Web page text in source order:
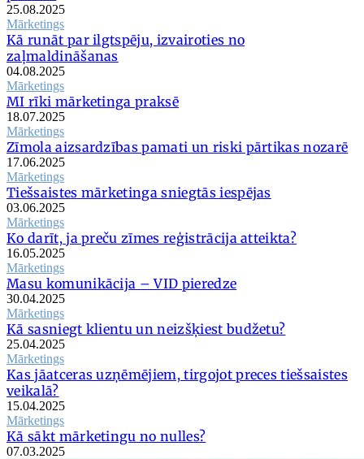
25.08.2025
Mārketings
Kā runāt par ilgtspēju, izvairoties no
zaļmaldināšanas
04.08.2025
Mārketings
MI rīki mārketinga praksē
18.07.2025
Mārketings
Zīmola aizsardzības pamati un riski pārtikas nozarē
17.06.2025
Mārketings
Tiešsaistes mārketinga sniegtās iespējas
03.06.2025
Mārketings
Ko darīt, ja preču zīmes reģistrācija atteikta?
16.05.2025
Mārketings
Masu komunikācija – VID pieredze
30.04.2025
Mārketings
Kā sasniegt klientu un neizšķiest budžetu?
25.04.2025
Mārketings
Kas jāatceras uzņēmējiem, tirgojot preces tiešsaistes
veikalā?
15.04.2025
Mārketings
Kā sākt mārketingu no nulles?
07.03.2025